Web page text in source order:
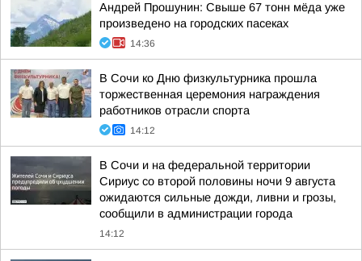
Андрей Прошунин: Свыше 67 тонн мёда уже
произведено на городских пасеках
14:36
В Сочи ко Дню физкультурника прошла
торжественная церемония награждения
работников отрасли спорта
14:12
В Сочи и на федеральной территории
Сириус со второй половины ночи 9 августа
ожидаются сильные дожди, ливни и грозы,
сообщили в администрации города
14:12